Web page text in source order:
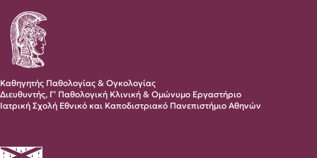
Καθηγητής Παθολογίας & Ογκολογίας
Διευθυντής, Γ’ Παθολογική Κλινική & Ομώνυμο Εργαστήριο
Ιατρική Σχολή Εθνικό και Καποδιστριακό Πανεπιστήμιο Αθηνών